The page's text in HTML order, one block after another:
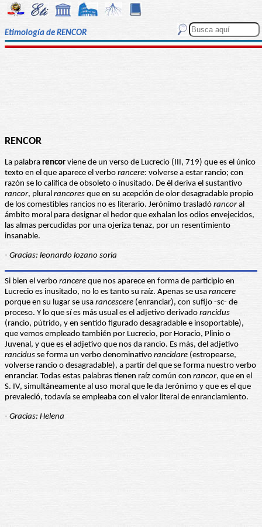
Etimología de RENCOR
RENCOR
La palabra rencor viene de un verso de Lucrecio (III, 719) que es el único
texto en el que aparece el verbo rancere: volverse a estar rancio; con
razón se lo califica de obsoleto o inusitado. De él deriva el sustantivo
rancor, plural rancores que en su acepción de olor desagradable propio
de los comestibles rancios no es literario. Jerónimo trasladó rancoral
ámbito moral para designar el hedor que exhalan los odios envejecidos,
las almas percudidas por una ojeriza tenaz, por un resentimiento
insanable.
- Gracias: leonardo lozano soria
Si bien el verbo rancere que nos aparece en forma de participio en
Lucrecio es inusitado, no lo es tanto su raíz. Apenas se usa rancere
porque en su lugar se usa rancescere (enranciar), con sufijo -sc- de
proceso. Y lo que sí es más usual es el adjetivo derivado rancidus
(rancio, pútrido, y en sentido figurado desagradable e insoportable),
que vemos empleado también por Lucrecio, por Horacio, Plinio o
Juvenal, y que es el adjetivo que nos da rancio. Es más, del adjetivo
rancidus se forma un verbo denominativo rancidare (estropearse,
volverse rancio o desagradable), a partir del que se forma nuestro verbo
enranciar. Todas estas palabras tienen raíz común con rancor, que en el
S. IV, simultáneamente al uso moral que le da Jerónimo y que es el que
prevaleció, todavía se empleaba con el valor literal de enranciamiento.
- Gracias: Helena